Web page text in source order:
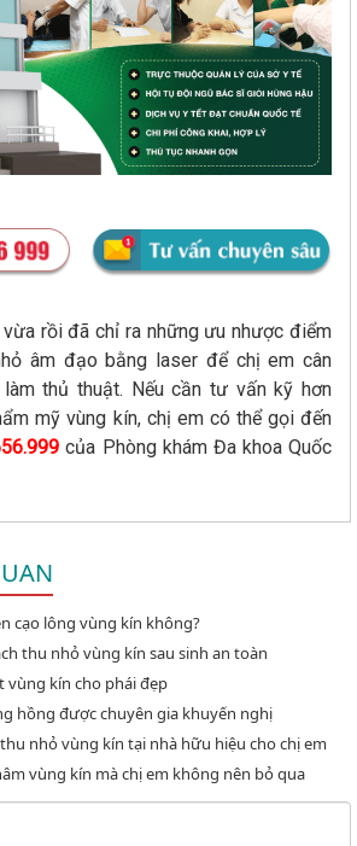
rồi đã chỉ ra những ưu nhược điểm
âm đạo bằng laser để chị em cân
thủ thuật. Nếu cần tư vấn kỹ hơn
mỹ vùng kín, chị em có thể gọi đến
của Phòng khám Đa khoa Quốc
cạo lông vùng kín không?
thu nhỏ vùng kín sau sinh an toàn
vùng kín cho phái đẹp
hồng được chuyên gia khuyến nghị
nhỏ vùng kín tại nhà hữu hiệu cho chị em
vùng kín mà chị em không nên bỏ qua